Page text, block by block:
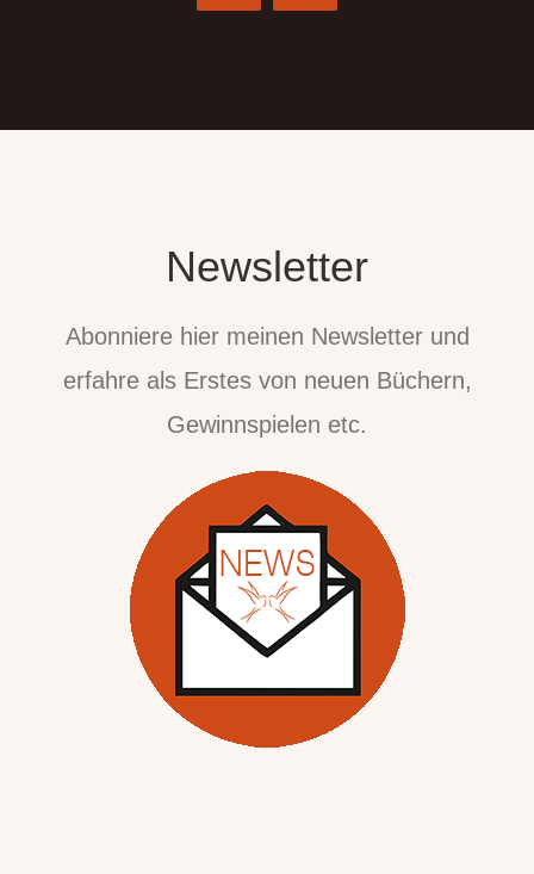
Newsletter
Abonniere hier meinen Newsletter und
erfahre als Erstes von neuen Büchern,
Gewinnspielen etc.